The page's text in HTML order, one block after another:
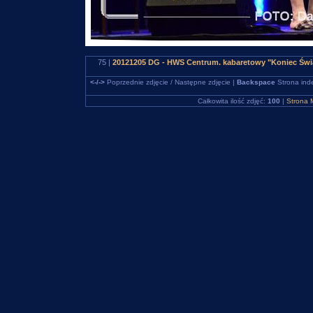
75 | 20121205 DG - HWS Centrum. kabaretowy "Koniec
<-/->Poprzednie zdjęcie / Następne zdjęcie | Backspace Strona
Całkowita ilość zdjęć: 100 | Strona